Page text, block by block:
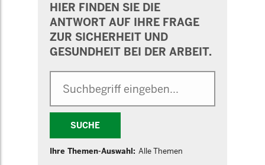
HIER FINDEN SIE DIE
ANTWORT AUF IHRE FRAGE
ZUR SICHERHEIT UND
GESUNDHEIT BEI DER ARBEIT.
SUCHE
Ihre Themen-Auswahl: Alle Themen